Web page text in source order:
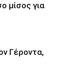
μίσος για
Γέροντα,